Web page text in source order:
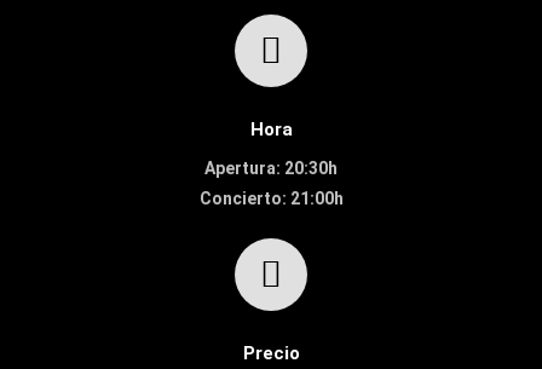
Hora
Apertura: 20:30h
Concierto: 21:00h
Precio